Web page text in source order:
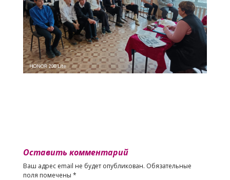
Оставить комментарий
Ваш адрес email не будет опубликован. Обязательные
поля помечены *